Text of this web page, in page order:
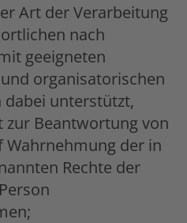
Art der Verarbeitung
nach
geeigneten
organisatorischen
dabei unterstützt,
zur Beantwortung von
Wahrnehmung der in
Rechte der